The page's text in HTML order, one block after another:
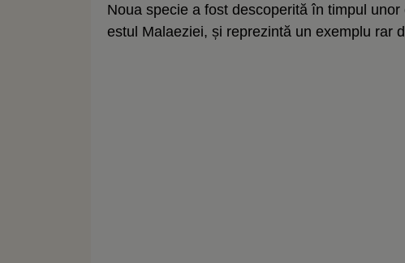
Noua specie a fost descoperită în timpul
estul Malaeziei, și reprezintă un exemplu rar